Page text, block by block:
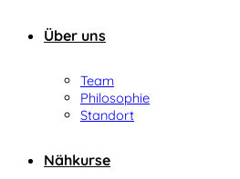
Über uns
Team
Philosophie
Standort
Nähkurse